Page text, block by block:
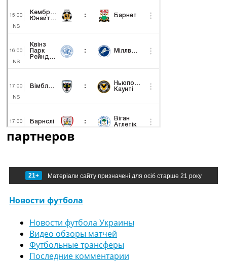
партнеров
21+ Матеріали сайту призначені для осіб старше 21 року
Новости футбола
Новости футбола Украины
Видео обзоры матчей
Футбольные трансферы
Последние комментарии